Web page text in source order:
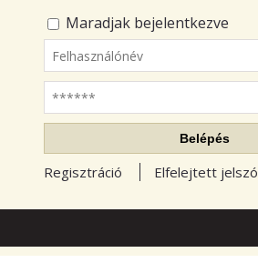
Maradjak bejelentkezve
Felhasználónév
Jelszó
Belépés
Regisztráció Elfelejtett jelszó